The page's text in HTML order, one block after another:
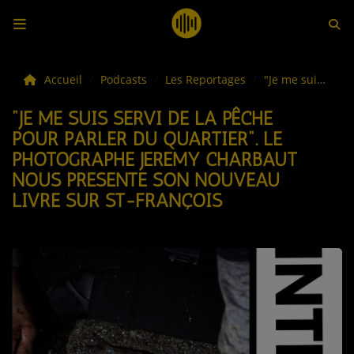
LES ACTUS
LA MUSIQUE
LES PLAYLISTS
C'ÉTAIT QUOI CE TITRE ?
LES EMISSIONS
LA GRILLE DES PROGRAMMES
TOUTES LES ÉMISSIONS
Accueil Podcasts Les Reportages "Je me suis servi de la pêche pour parler du quartier". le photographe Jérémy Charbaut nous présente son nouveau livre sur St-François
"JE ME SUIS SERVI DE LA PÊCHE
POUR PARLER DU QUARTIER". LE
PHOTOGRAPHE JÉRÉMY CHARBAUT
NOUS PRÉSENTE SON NOUVEAU
LIVRE SUR ST-FRANÇOIS